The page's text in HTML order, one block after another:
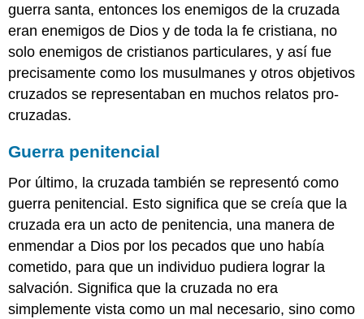
guerra santa, entonces los enemigos de la cruzada
eran enemigos de Dios y de toda la fe cristiana, no
solo enemigos de cristianos particulares, y así fue
precisamente como los musulmanes y otros objetivos
cruzados se representaban en muchos relatos pro-
cruzadas.
Guerra penitencial
Por último, la cruzada también se representó como
guerra penitencial. Esto significa que se creía que la
cruzada era un acto de penitencia, una manera de
enmendar a Dios por los pecados que uno había
cometido, para que un individuo pudiera lograr la
salvación. Significa que la cruzada no era
simplemente vista como un mal necesario, sino como